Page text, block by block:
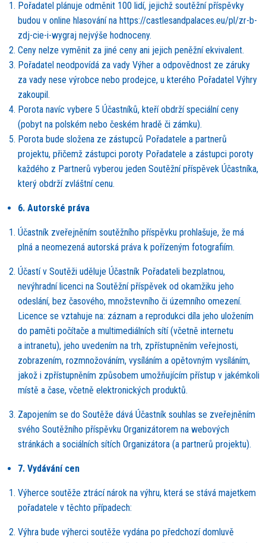
Pořadatel plánuje odměnit 100 lidí, jejichž soutěžní příspěvky
budou v online hlasování na https://castlesandpalaces.eu/pl/zr-b-
zdj-cie-i-wygraj nejvýše hodnoceny.
Ceny nelze vyměnit za jiné ceny ani jejich peněžní ekvivalent.
Pořadatel neodpovídá za vady Výher a odpovědnost ze záruky
za vady nese výrobce nebo prodejce, u kterého Pořadatel Výhry
zakoupil.
Porota navíc vybere 5 Účastníků, kteří obdrží speciální ceny
(pobyt na polském nebo českém hradě či zámku).
Porota bude složena ze zástupců Pořadatele a partnerů
projektu, přičemž zástupci poroty Pořadatele a zástupci poroty
každého z Partnerů vyberou jeden Soutěžní příspěvek Účastníka,
který obdrží zvláštní cenu.
6. Autorské práva
Účastník zveřejněním soutěžního příspěvku prohlašuje, že má
plná a neomezená autorská práva k pořízeným fotografiím.
Účastí v Soutěži uděluje Účastník Pořadateli bezplatnou,
nevýhradní licenci na Soutěžní příspěvek od okamžiku jeho
odeslání, bez časového, množstevního či územního omezení.
Licence se vztahuje na: záznam a reprodukci díla jeho uložením
do paměti počítače a multimediálních sítí (včetně internetu
a intranetu), jeho uvedením na trh, zpřístupněním veřejnosti,
zobrazením, rozmnožováním, vysíláním a opětovným vysíláním,
jakož i zpřístupněním způsobem umožňujícím přístup v jakémkoli
místě a čase, včetně elektronických produktů.
Zapojením se do Soutěže dává Účastník souhlas se zveřejněním
svého Soutěžního příspěvku Organizátorem na webových
stránkách a sociálních sítích Organizátora (a partnerů projektu).
7. Vydávání cen
Výherce soutěže ztrácí nárok na výhru, která se stává majetkem
pořadatele v těchto případech:
Výhra bude výherci soutěže vydána po předchozí domluvě